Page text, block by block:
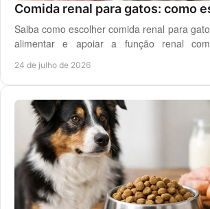
Comida renal para gatos: como
Saiba como escolher comida renal para
alimentar e apoiar a função renal
24 de julho de 2026